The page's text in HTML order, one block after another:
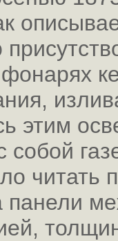
этим
собой
читать
панели